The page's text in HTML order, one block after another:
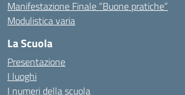
Manifestazione Finale “Buone pratiche”
Modulistica varia
La Scuola
Presentazione
I luoghi
I numeri della scuola